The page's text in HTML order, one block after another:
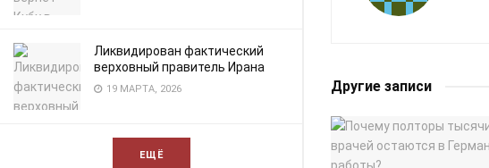
Ликвидирован фактический
верховный правитель Ирана
19 МАРТА, 2026
ЕЩЁ
Другие записи